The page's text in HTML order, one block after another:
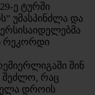
ე ტურში
უმასპინძლა და
რეკორდი
შინ
შეძლო, რაც
დროის